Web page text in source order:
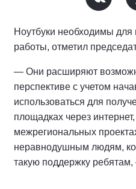
Ноутбуки необходимы для
работы, отметил
— Они расширяют
перспективе с учетом
использоваться для
площадках через
межрегиональных
неравнодушным людям,
такую поддержку